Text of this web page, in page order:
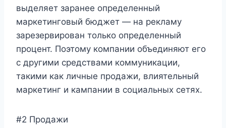
выделяет заранее определенный
маркетинговый бюджет — на рекламу
зарезервирован только определенный
процент. Поэтому компании объединяют его
с другими средствами коммуникации,
такими как личные продажи, влиятельный
маркетинг и кампании в социальных сетях.
#2 Продажи